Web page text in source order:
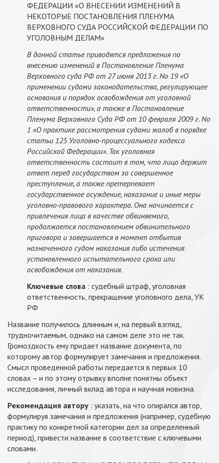
ФЕДЕРАЦИИ «О ВНЕСЕНИИ ИЗМЕНЕНИЙ В
НЕКОТОРЫЕ ПОСТАНОВЛЕНИЯ ПЛЕНУМА
ВЕРХОВНОГО СУДА РОССИЙСКОЙ ФЕДЕРАЦИИ ПО
УГОЛОВНЫМ ДЕЛАМ»
В данной статье приводятся предложения по
внесению изменений в Постановление Пленума
Верховного суда РФ от 27 июня 2013 г. No 19 «О
применении судами законодательства, регулирующее
основания и порядок освобождения от уголовной
ответственности», а также в Постановление
Пленума Верховного Суда РФ от 10 февраля 2009 г. No
1 «О практике рассмотрения судами жалоб в порядке
статьи 125 Уголовно-процессуального кодекса
Российской Федерации». Так уголовная
ответственность состоит в том, что лицо держит
ответ перед государством за совершенное
преступление, а также претерпевает
государственное осуждение, наказание и иные меры
уголовно-правового характера. Она начинается с
привлечения лица в качестве обвиняемого,
продолжается постановлением обвинительного
приговора и завершается в момент отбытия
назначенного судом наказания либо истечения
установленного испытательного срока или
освобождения от наказания.
Ключевые слова : судебный штраф, уголовная
ответственность, прекращение уголовного дела, УК
РФ
Название получилось длинным и, на первый взгляд,
трудночитаемым, однако на самом деле это не так.
Громоздкость ему придает название документа, по
которому автор формулирует замечания и предложения.
Смысл проведенной работы передается в первых 10
словах – и по этому отрывку вполне понятны объект
исследования, личный вклад автора и научная новизна.
Рекомендация автору : указать, на что опирался автор,
формулируя замечания и предложения (например, судебную
практику по конкретной категории дел за определенный
период), привести название в соответствие с ключевыми
словами.